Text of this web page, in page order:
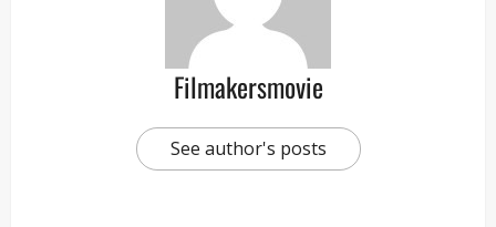
Filmakersmovie
See author's posts